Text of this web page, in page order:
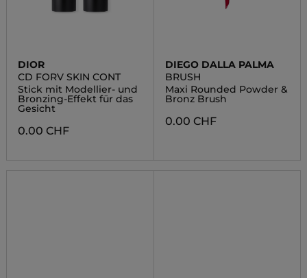
DIOR
CD FORV SKIN CONT
Stick mit Modellier- und
Bronzing-Effekt für das
Gesicht
0.00 CHF
DIEGO DALLA PALMA
BRUSH
Maxi Rounded Powder &
Bronz Brush
0.00 CHF